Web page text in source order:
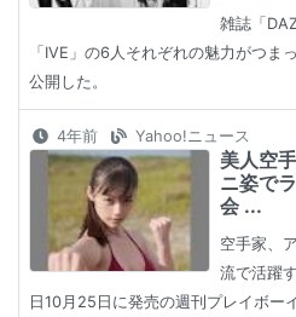
雑誌「
「IVE」の6人それぞれの魅力がつま
公開した。
4年前 Yahoo!ニュース
美人空
ニ姿で
会 ...
空手家、
流で活躍
日10月25日に発売の週刊プレイボー